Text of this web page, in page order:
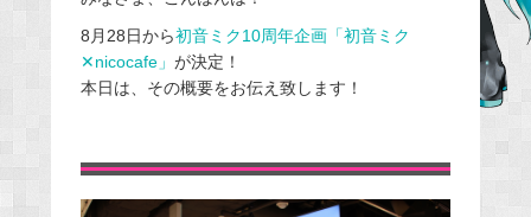
e
b
o
8月28日から初音ミク10周年企画「初音ミク
✕nicocafe」 が決定！
本日は、その概要をお伝え致します！